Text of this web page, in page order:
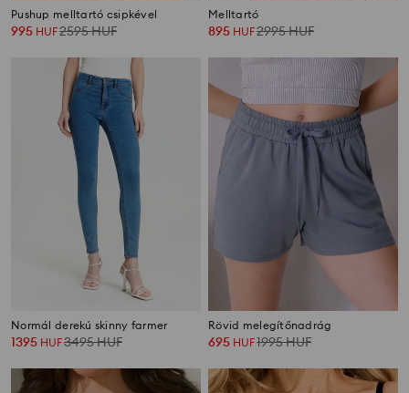
Pushup melltartó csipkével
995 HUF2595HUF
Melltartó
895 HUF2995HUF
Normál derekú skinny farmer
1395 HUF3495HUF
Rövid melegítőnadrág
695 HUF1995HUF